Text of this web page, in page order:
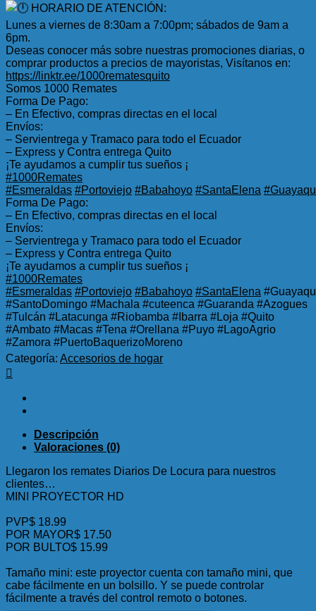
HORARIO DE ATENCIÓN:
Lunes a viernes de 8:30am a 7:00pm; sábados de 9am a
6pm.
Deseas conocer más sobre nuestras promociones diarias, o
comprar productos a precios de mayoristas, Visítanos en:
https://linktr.ee/1000rematesquito
Somos 1000 Remates
Forma De Pago:
– En Efectivo, compras directas en el local
Envíos:
– Servientrega y Tramaco para todo el Ecuador
– Express y Contra entrega Quito
¡Te ayudamos a cumplir tus sueños ¡
#1000Remates
#Esmeraldas #Portoviejo #Babahoyo #SantaElena
Forma De Pago:
– En Efectivo, compras directas en el local
Envíos:
– Servientrega y Tramaco para todo el Ecuador
– Express y Contra entrega Quito
¡Te ayudamos a cumplir tus sueños ¡
#1000Remates
#Esmeraldas #Portoviejo #Babahoyo #SantaElena
#SantoDomingo #Machala #cuteenca #Guaranda #Azogues
#Tulcán #Latacunga #Riobamba #Ibarra #Loja #Quito
#Ambato #Macas #Tena #Orellana #Puyo #LagoAgrio
#Zamora #PuertoBaquerizoMoreno
Categoría: Accesorios de hogar
Descripción
Valoraciones (0)
Llegaron los remates Diarios De Locura para nuestros
clientes…
MINI PROYECTOR HD
PVP$ 18.99
POR MAYOR$ 17.50
POR BULTO$ 15.99
Tamaño mini: este proyector cuenta con tamaño mini, que
cabe fácilmente en un bolsillo. Y se puede controlar
fácilmente a través del control remoto o botones.